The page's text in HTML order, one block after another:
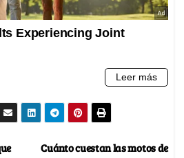
Cuánto cuestan las motos de